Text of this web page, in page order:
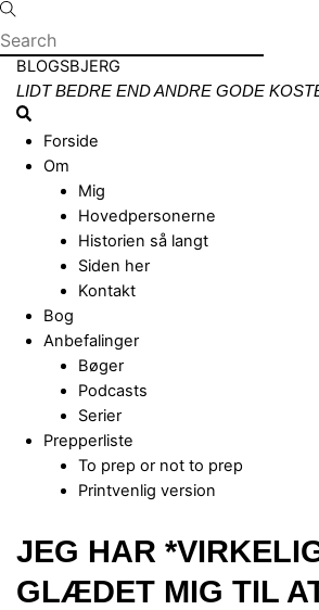
Skip
to
content
Menu
BLOGSBJERG
LIDT BEDRE END ANDRE GODE
Search
Forside
Om
Mig
Hovedpersonerne
Historien så langt
Siden her
Kontakt
Bog
Anbefalinger
Bøger
Podcasts
Serier
Prepperliste
To prep or not to prep
Printvenlig version
Close
Menu
JEG HAR
GLÆDET MIG TIL